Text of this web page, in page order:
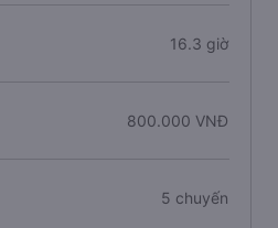
16.3 giờ
800.000 VNĐ
5 chuyến